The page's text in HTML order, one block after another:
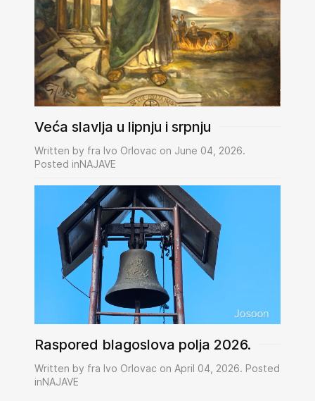
Veća slavlja u lipnju i srpnju
Written by fra Ivo Orlovac on June 04, 2026.
Posted inNAJAVE
Raspored blagoslova polja 2026.
Written by fra Ivo Orlovac on April 04, 2026. Posted
inNAJAVE